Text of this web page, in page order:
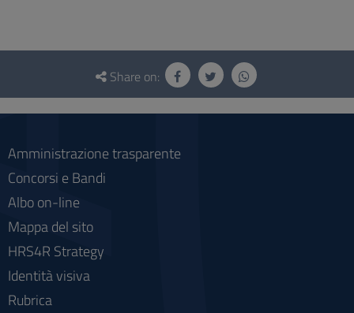
Questionnaire
social
Share on:
Amministrazione trasparente
Concorsi e Bandi
Albo on-line
Mappa del sito
HRS4R Strategy
Identità visiva
Rubrica